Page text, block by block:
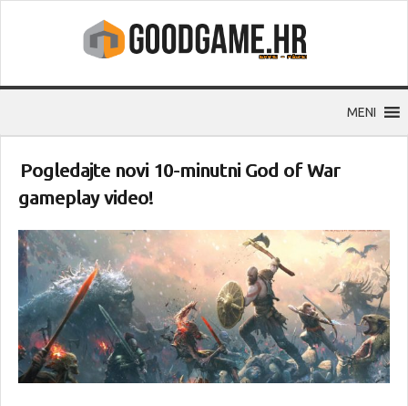
MENI
Pogledajte novi 10-minutni God of War
gameplay video!